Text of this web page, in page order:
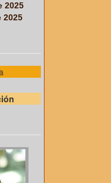
2025
2025